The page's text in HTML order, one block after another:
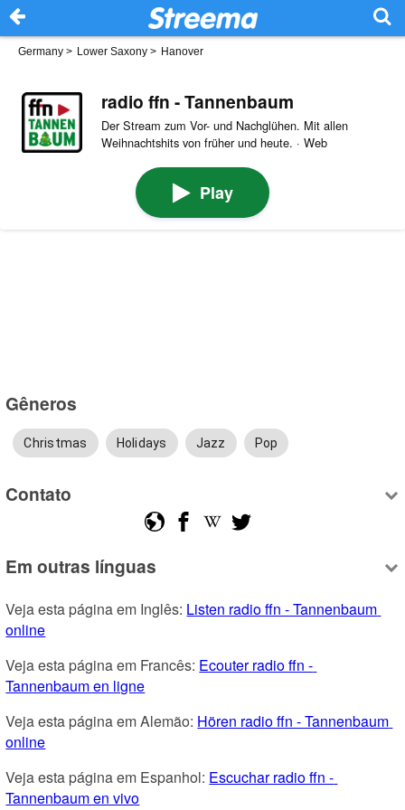
Germany > Lower Saxony > Hanover
radio ffn - Tannenbaum
Der Stream zum Vor- und Nachglühen. Mit allen
Weihnachtshits von früher und heute. · Web
Play
Gêneros
Christmas Holidays Jazz Pop
Contato
Em outras línguas
Veja esta página em Inglês: Listen radio ffn - Tannenbaum
online
Veja esta página em Francês: Ecouter radio ffn -
Tannenbaum en ligne
Veja esta página em Alemão: Hören radio ffn - Tannenbaum
online
Veja esta página em Espanhol: Escuchar radio ffn -
Tannenbaum en vivo